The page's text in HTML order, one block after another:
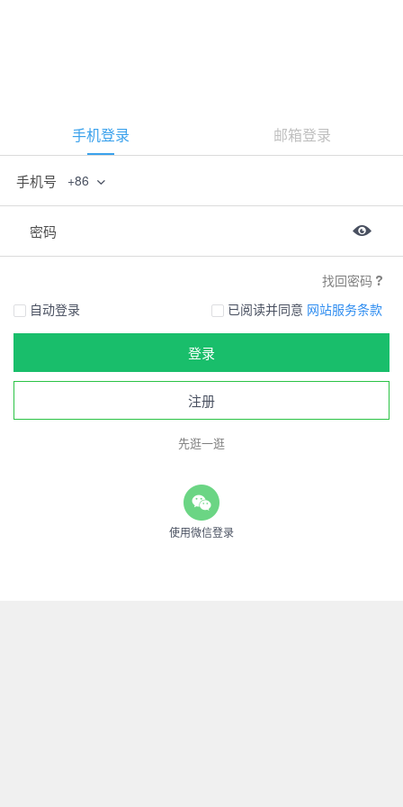
手机登录 邮箱登录
手机号 +86
密码
找回密码
自动登录
已阅读并同意 网站服务条款
登录
注册
先逛一逛
使用微信登录